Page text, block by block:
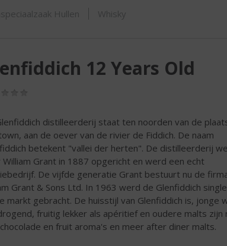
Hullen Whisky
12 Years Old
distilleerderij staat ten noorden van de
aan de oever van de rivier de Fiddich. De naam
betekent "vallei der herten". De distilleerderij
William Grant in 1887 opgericht en werd een echt
De vijfde generatie Grant bestuurt nu de
Grant & Sons Ltd. In 1963 werd de Glenfiddich
markt gebracht. De huisstijl van Glenfiddich is, jonge
fruitig lekker als apéritief en oudere malts zijn
en fruit aroma's en meer after diner malts.